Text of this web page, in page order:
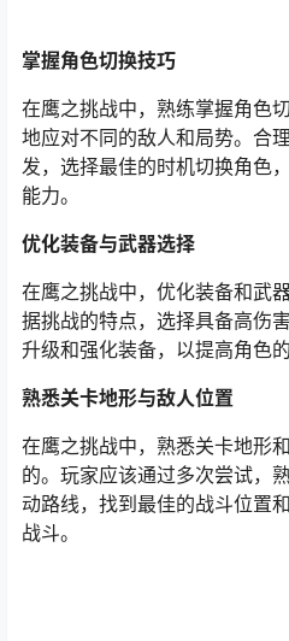
掌握角色切换技巧
在鹰之挑战中，熟练掌握角色
地应对不同的敌人和局势。合
发，选择最佳的时机切换角色
能力。
优化装备与武器选择
在鹰之挑战中，优化装备和武
据挑战的特点，选择具备高伤
升级和强化装备，以提高角色的
熟悉关卡地形与敌人位置
在鹰之挑战中，熟悉关卡地形
的。玩家应该通过多次尝试，
动路线，找到最佳的战斗位置
战斗。